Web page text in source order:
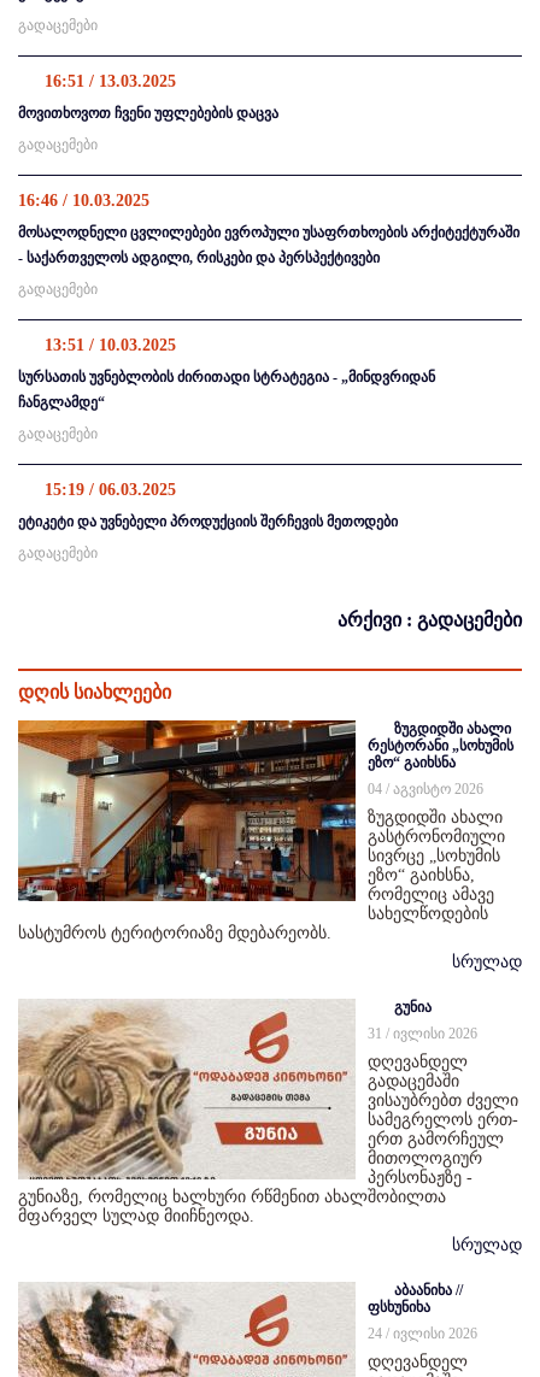
გადაცემები
16:51 / 13.03.2025
მოვითხოვოთ ჩვენი უფლებების დაცვა
გადაცემები
16:46 / 10.03.2025
მოსალოდნელი ცვლილებები ევროპული უსაფრთხოების არქიტექტურაში
- საქართველოს ადგილი, რისკები და პერსპექტივები
გადაცემები
13:51 / 10.03.2025
სურსათის უვნებლობის ძირითადი სტრატეგია - „მინდვრიდან
ჩანგლამდე“
გადაცემები
15:19 / 06.03.2025
ეტიკეტი და უვნებელი პროდუქციის შერჩევის მეთოდები
გადაცემები
არქივი : გადაცემები
დღის სიახლეები
ზუგდიდში ახალი
რესტორანი „სოხუმის
ეზო“ გაიხსნა
04 / აგვისტო 2026
ზუგდიდში ახალი
გასტრონომიული
სივრცე „სოხუმის
ეზო“ გაიხსნა,
რომელიც ამავე
სახელწოდების
სასტუმროს ტერიტორიაზე მდებარეობს.
სრულად
გუნია
31 / ივლისი 2026
დღევანდელ
გადაცემაში
ვისაუბრებთ ძველი
სამეგრელოს ერთ-
ერთ გამორჩეულ
მითოლოგიურ
პერსონაჟზე -
გუნიაზე, რომელიც ხალხური რწმენით ახალშობილთა
მფარველ სულად მიიჩნეოდა.
სრულად
აბაანიხა //
ფსხუნიხა
24 / ივლისი 2026
დღევანდელ